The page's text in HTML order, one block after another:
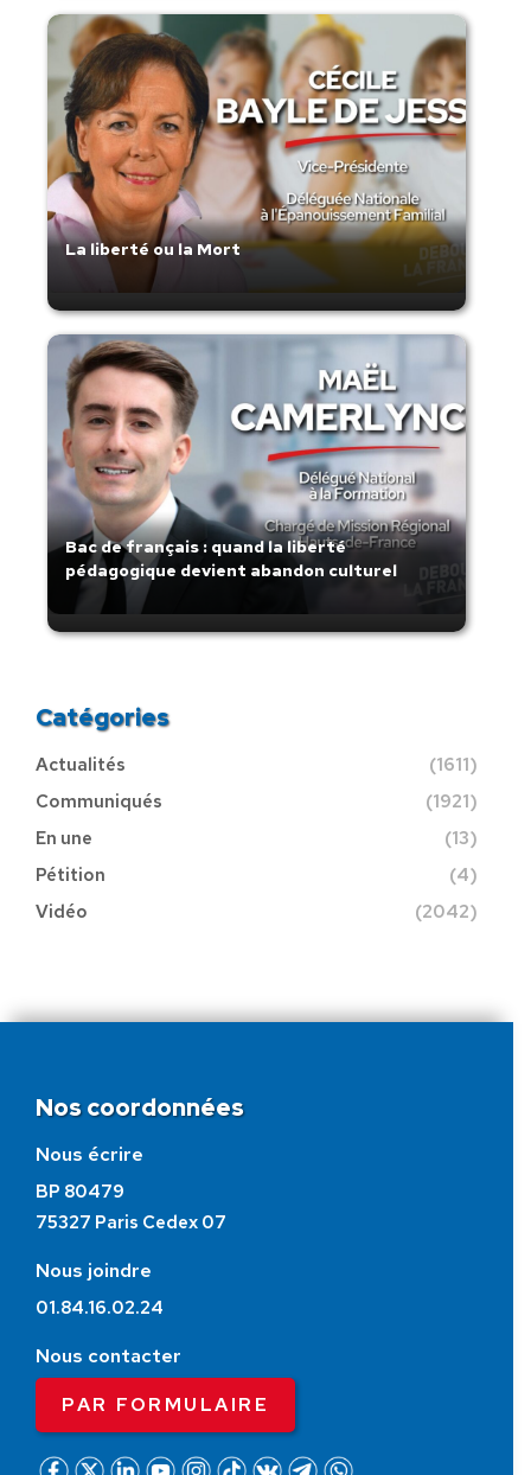
La liberté ou la Mort
Bac de français : quand la liberté
pédagogique devient abandon culturel
Catégories
Actualités
(1611)
Communiqués
(1921)
En une
(13)
Pétition
(4)
Vidéo
(2042)
Nos coordonnées
Nous écrire
BP 80479
75327 Paris Cedex 07
Nous joindre
01.84.16.02.24
Nous contacter
PAR FORMULAIRE